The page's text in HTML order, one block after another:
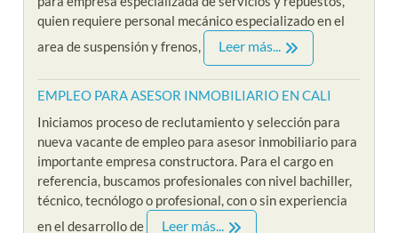
quien requiere personal mecánico especializado en el
area de suspensión y frenos,
Leer más...
EMPLEO PARA ASESOR INMOBILIARIO EN CALI
Iniciamos proceso de reclutamiento y selección para
nueva vacante de empleo para asesor inmobiliario para
importante empresa constructora. Para el cargo en
referencia, buscamos profesionales con nivel bachiller,
técnico, tecnólogo o profesional, con o sin experiencia
en el desarrollo de
Leer más...